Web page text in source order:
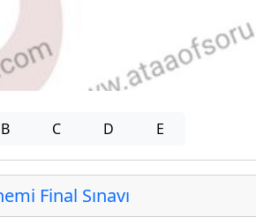
B C D E
Final Sınavı